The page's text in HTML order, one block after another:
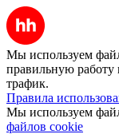
Мы используем
правильную работу
трафик.
Правила
Мы используем
файлов cookie